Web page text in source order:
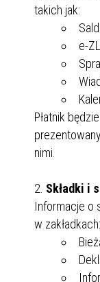
takich jak:
e-
Płatnik
nimi.
Składki i
Informacje o
w zakładkach: